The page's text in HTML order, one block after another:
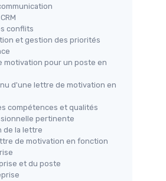
conflits
et gestion des priorités
motivation pour un poste en
d'une lettre de motivation en
compétences et qualités
pertinente
de la lettre
de motivation en fonction
et du poste